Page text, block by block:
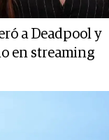
a Deadpool y
en streaming